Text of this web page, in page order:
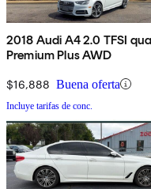
2018 Audi A4 2.0 TFSI
Premium Plus AWD
$16,888 Buena oferta
Incluye tarifas de conc.